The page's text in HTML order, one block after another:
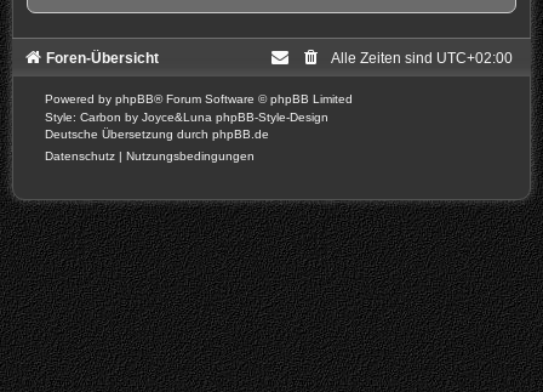
Foren-Übersicht Alle Zeiten sind UTC+02:00
Powered by phpBB® Forum Software © phpBB Limited
Style: Carbon by Joyce&Luna phpBB-Style-Design
Deutsche Übersetzung durch phpBB.de
Datenschutz | Nutzungsbedingungen